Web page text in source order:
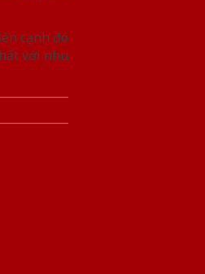
cạnh đó
với nhu